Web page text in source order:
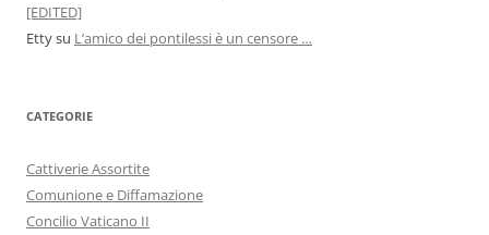
[EDITED]
Ettysu L’amico dei pontilessi è un censore …
CATEGORIE
Cattiverie Assortite
Comunione e Diffamazione
Concilio Vaticano II